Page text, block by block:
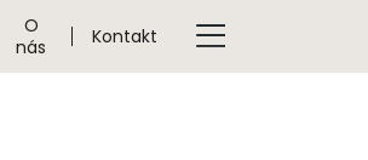
O
nás
Kontakt